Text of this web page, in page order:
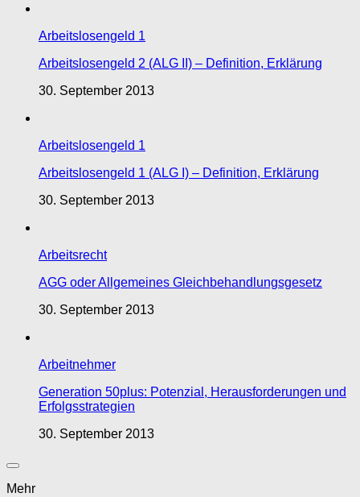
Arbeitslosengeld 1
Arbeitslosengeld 2 (ALG II) – Definition, Erklärung
30. September 2013
Arbeitslosengeld 1
Arbeitslosengeld 1 (ALG I) – Definition, Erklärung
30. September 2013
Arbeitsrecht
AGG oder Allgemeines Gleichbehandlungsgesetz
30. September 2013
Arbeitnehmer
Generation 50plus: Potenzial, Herausforderungen und
Erfolgsstrategien
30. September 2013
Mehr